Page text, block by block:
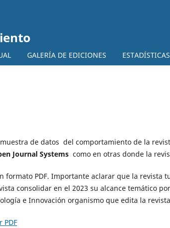
GALERÍA DE EDICIONES ESTADÍSTICAS
de datos del comportamiento de la
Journal Systems como en otras donde la
formato PDF. Importante aclarar que la revista
consolidar en el 2023 su alcance temático
e Innovación organismo que edita la
PDF